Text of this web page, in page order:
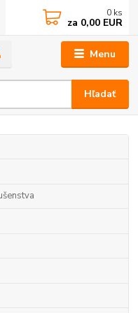
Menu
Hľadať
0 ks
za 0,00 EUR